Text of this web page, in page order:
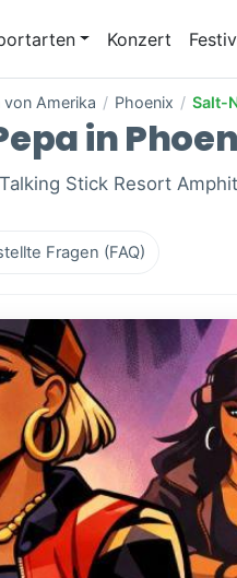
Konzert
von Amerika / Phoenix / Salt-
in
Stick Resort
Fragen (FAQ)